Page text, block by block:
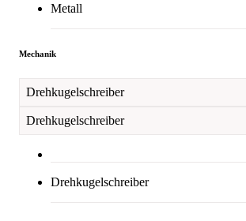
Metall
Mechanik
Drehkugelschreiber
Drehkugelschreiber
Drehkugelschreiber